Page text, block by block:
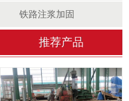
铁路注浆加固
推荐产品